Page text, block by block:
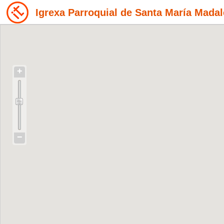
Igrexa Parroquial de Santa María
+
−